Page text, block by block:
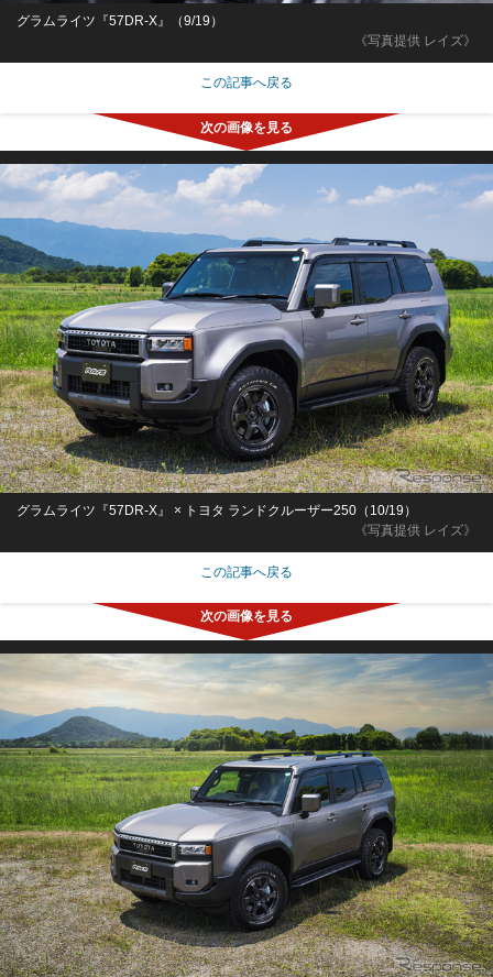
《写真提供 レイズ》
グラムライツ『57DR-X』（9/19）
この記事へ戻る
《写真提供 レイズ》
グラムライツ『57DR-X』 × トヨタ ランドクルーザー250（10/19）
この記事へ戻る